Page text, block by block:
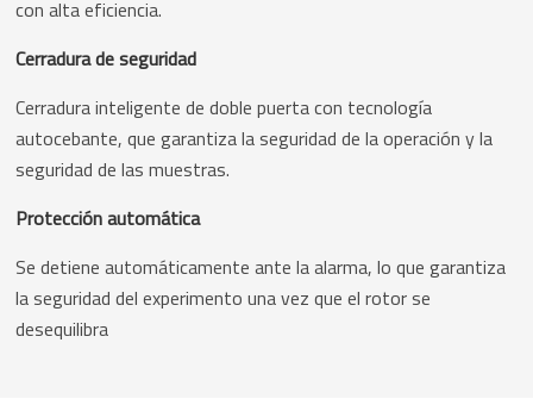
con alta eficiencia.
Cerradura de seguridad
Cerradura inteligente de doble puerta con tecnología
autocebante, que garantiza la seguridad de la operación y la
seguridad de las muestras.
Protección automática
Se detiene automáticamente ante la alarma, lo que garantiza
la seguridad del experimento una vez que el rotor se
desequilibra